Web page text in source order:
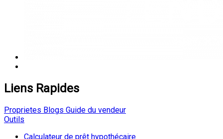
Liens Rapides
Proprietes Blogs Guide du vendeur
Outils
Calculateur de prêt hypothécaire